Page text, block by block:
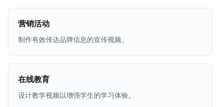
营销活动
制作有效传达品牌信息的宣传视频。
在线教育
设计教学视频以增强学生的学习体验。